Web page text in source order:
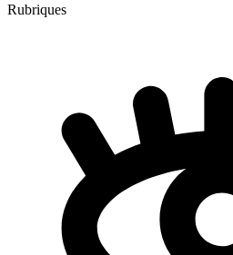
Rubriques